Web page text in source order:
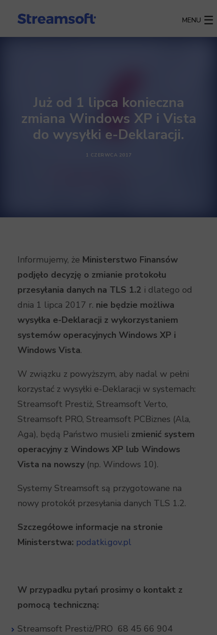
MENU
Już od 1 lipca konieczna
zmiana Windows XP i Vista
do wysyłki e-Deklaracji.
1 CZERWCA 2017
Informujemy, że Ministerstwo Finansów
podjęło decyzję o zmianie protokołu
przesyłania danych na TLS 1.2 i dlatego od
dnia 1 lipca 2017 r. nie będzie możliwa
wysyłka e-Deklaracji z wykorzystaniem
systemów operacyjnych Windows XP i
Windows Vista.
W związku z powyższym, aby nadal w pełni
korzystać z wysyłki e-Deklaracji w systemach:
Streamsoft Prestiż, Streamsoft Verto,
Streamsoft PRO, Streamsoft PCBiznes (Ala,
Aga), będą Państwo musieli zmienić system
operacyjny z Windows XP lub Windows
Vista na nowszy (np. Windows 10).
Systemy Streamsoft są przygotowane na
nowy protokół przesyłania danych TLS 1.2.
Szczegółowe informacje na stronie
Ministerstwa: podatki.gov.pl
W przypadku pytań prosimy o kontakt z
pomocą techniczną:
Streamsoft Prestiż/PRO 68 45 66 904